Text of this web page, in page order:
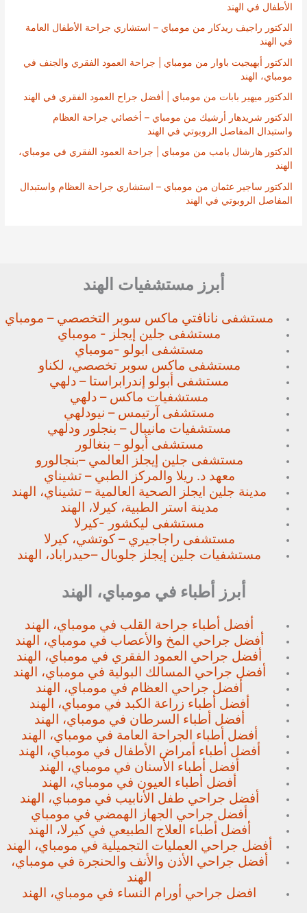
الأطفال في الهند
الدكتور راجيف ريدكار من مومباي – استشاري جراحة الأطفال العامة
في الهند
الدكتور أبهيجيت باوار من مومباي | جراحة العمود الفقري والجنف في
مومباي، الهند
الدكتور ميهير بابات من مومباي | أفضل جراح العمود الفقري في الهند
الدكتور شريدهار أرشيك من مومباي – أخصائي جراحة العظام
واستبدال المفاصل الروبوتي في الهند
الدكتور هارشال بامب من مومباي | جراحة العمود الفقري في مومباي،
الهند
الدكتور ساجير عثمان من مومباي – استشاري جراحة العظام واستبدال
المفاصل الروبوتي في الهند
أبرز مستشفيات الهند
مستشفى نانافتي ماكس سوبر التخصصي – مومباي
مستشفى جلين إيجلز - مومباي
مستشفى ابولو -مومباي
مستشفى ماكس سوبر تخصصي، لكناو
مستشفى أبولو إندرابراستا – دلهي
مستشفيات ماكس – دلهي
مستشفى آرتيمس – نيودلهي
مستشفيات مانيبال – بنجلور ودلهي
مستشفى أبولو – بنغالور
مستشفى جلين إيجلز العالمي –بنجالورو
معهد د. ريلا والمركز الطبي – تشيناي
مدينة جلين ايجلز الصحية العالمية – تشيناي، الهند
مدينة استر الطبية، كيرلا، الهند
مستشفى ليكشور -كيرلا
مستشفى راجاجيري – كوتشي، كيرلا
مستشفيات جلين إيجلز جلوبال –حيدراباد، الهند
أبرز أطباء في مومباي، الهند
أفضل أطباء جراحة القلب في مومباي، الهند
أفضل جراحي المخ والأعصاب في مومباي، الهند
أفضل جراحي العمود الفقري في مومباي، الهند
أفضل جراحي المسالك البولية في مومباي، الهند
أفضل جراحي العظام في مومباي، الهند
أفضل أطباء زراعة الكبد في مومباي، الهند
أفضل أطباء السرطان في مومباي، الهند
أفضل أطباء الجراحة العامة في مومباي، الهند
أفضل أطباء أمراض الأطفال في مومباي، الهند
أفضل أطباء الأسنان في مومباي، الهند
أفضل أطباء العيون في مومباي، الهند
أفضل جراحي طفل الأنابيب في مومباي، الهند
أفضل جراحي الجهاز الهمضي في مومباي
أفضل أطباء العلاج الطبيعي في كيرلا، الهند
أفضل جراحي العمليات التجميلية في مومباي، الهند
أفضل جراحي الأذن والأنف والحنجرة في مومباي،
الهند
افضل جراحي أورام النساء في مومباي، الهند